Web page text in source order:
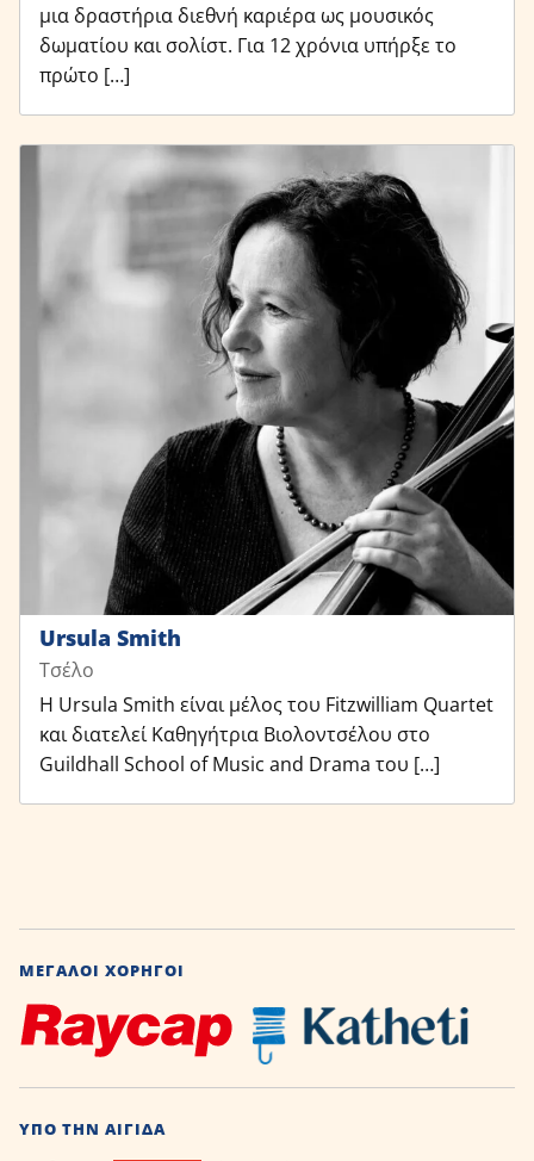
μια δραστήρια διεθνή καριέρα ως μουσικός
δωματίου και σολίστ. Για 12 χρόνια υπήρξε το
πρώτο […]
Ursula Smith
Τσέλο
Η Ursula Smith είναι μέλος του Fitzwilliam Quartet
και διατελεί Καθηγήτρια Βιολοντσέλου στο
Guildhall School of Music and Drama του […]
ΜΕΓΆΛΟΙ ΧΟΡΗΓΟΊ
ΥΠΌ ΤΗΝ ΑΙΓΊΔΑ